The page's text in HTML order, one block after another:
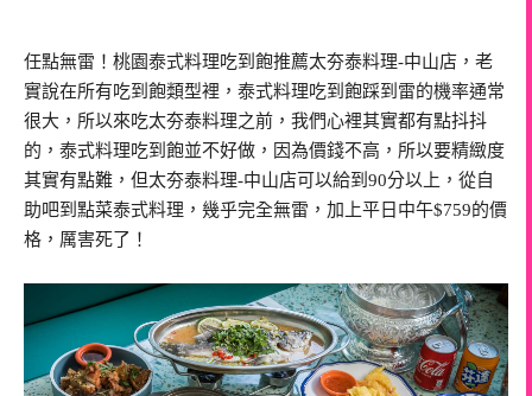
任點無雷！桃園泰式料理吃到飽推薦太夯泰料理-中山店，老
實說在所有吃到飽類型裡，泰式料理吃到飽踩到雷的機率通常
很大，所以來吃太夯泰料理之前，我們心裡其實都有點抖抖
的，泰式料理吃到飽並不好做，因為價錢不高，所以要精緻度
其實有點難，但太夯泰料理-中山店可以給到90分以上，從自
助吧到點菜泰式料理，幾乎完全無雷，加上平日中午$759的價
格，厲害死了！